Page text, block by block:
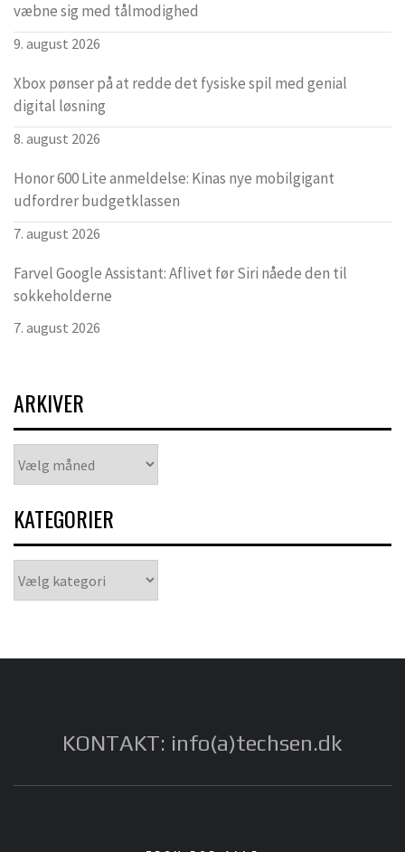
væbne sig med tålmodighed
9. august 2026
Xbox pønser på at redde det fysiske spil med genial
digital løsning
8. august 2026
Honor 600 Lite anmeldelse: Kinas nye mobilgigant
udfordrer budgetklassen
7. august 2026
Farvel Google Assistant: Aflivet før Siri nåede den til
sokkeholderne
7. august 2026
ARKIVER
KATEGORIER
KONTAKT: info(a)techsen.dk